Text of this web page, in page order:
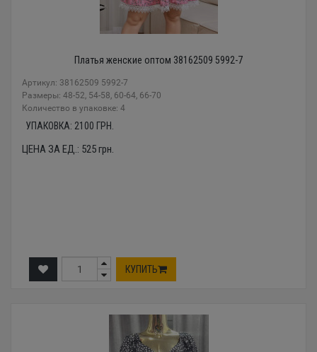
Платья женские оптом 38162509 5992-7
Артикул: 38162509 5992-7
Размеры: 48-52, 54-58, 60-64, 66-70
Количество в упаковке: 4
УПАКОВКА: 2100 ГРН.
ЦЕНА ЗА ЕД.: 525грн.
КУПИТЬ